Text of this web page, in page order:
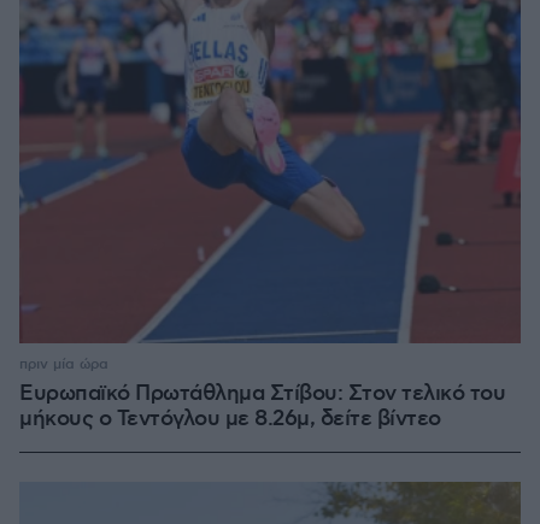
Ευρωπαϊκό Πρωτάθλημα Στίβου: Στον τελικό του
μήκους ο Τεντόγλου με 8.26μ, δείτε βίντεο
πριν μία ώρα